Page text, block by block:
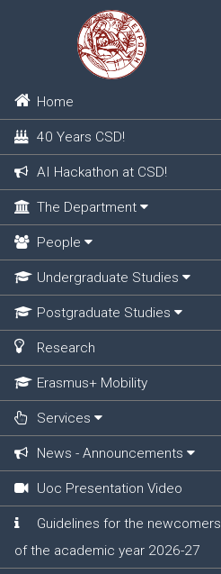
Home
40 Years CSD!
AI Hackathon at CSD!
The Department
People
Undergraduate Studies
Postgraduate Studies
Research
Erasmus+ Mobility
Services
News - Announcements
Uoc Presentation Video
Guidelines for the newcomers
of the academic year 2026-27